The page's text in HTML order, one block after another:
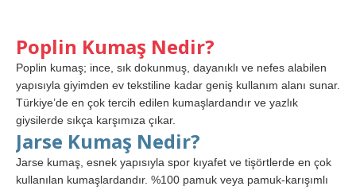
Poplin Kumaş Nedir?
Poplin kumaş; ince, sık dokunmuş, dayanıklı ve nefes alabilen
yapısıyla giyimden ev tekstiline kadar geniş kullanım alanı sunar.
Türkiye’de en çok tercih edilen kumaşlardandır ve yazlık
giysilerde sıkça karşımıza çıkar.
Jarse Kumaş Nedir?
Jarse kumaş, esnek yapısıyla spor kıyafet ve tişörtlerde en çok
kullanılan kumaşlardandır. %100 pamuk veya pamuk-karışımlı